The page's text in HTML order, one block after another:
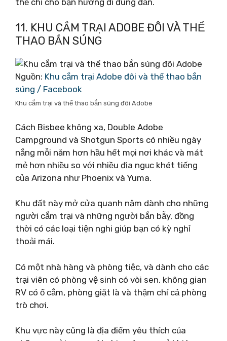
11. KHU CẮM TRẠI ADOBE ĐÔI VÀ THỂ
THAO BẮN SÚNG
Nguồn: Khu cắm trại Adobe đôi và thể thao bắn
súng / Facebook
Khu cắm trại và thể thao bắn súng đôi Adobe
Cách Bisbee không xa, Double Adobe
Campground và Shotgun Sports có nhiều ngày
nắng mỗi năm hơn hầu hết mọi nơi khác và mát
mẻ hơn nhiều so với nhiều địa ngục khét tiếng
của Arizona như Phoenix và Yuma.
Khu đất này mở cửa quanh năm dành cho những
người cắm trại và những người bắn bẫy, đồng
thời có các loại tiện nghi giúp bạn có kỳ nghỉ
thoải mái.
Có một nhà hàng và phòng tiệc, và dành cho các
trại viên có phòng vệ sinh có vòi sen, không gian
RV có ổ cắm, phòng giặt là và thậm chí cả phòng
trò chơi.
Khu vực này cũng là địa điểm yêu thích của